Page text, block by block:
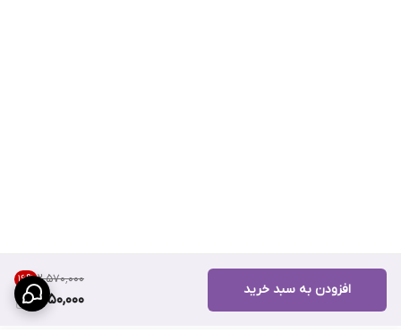
۲٬۵۷۰٬۰۰۰ 16%
2,150,000
افزودن به سبد خرید